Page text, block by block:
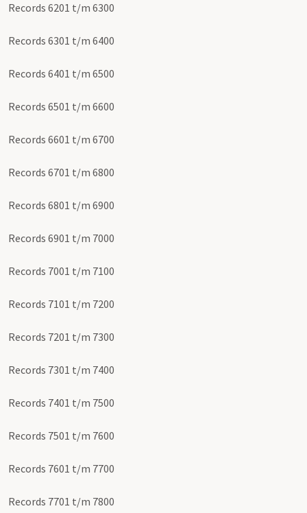
Records 6201 t/m 6300
Records 6301 t/m 6400
Records 6401 t/m 6500
Records 6501 t/m 6600
Records 6601 t/m 6700
Records 6701 t/m 6800
Records 6801 t/m 6900
Records 6901 t/m 7000
Records 7001 t/m 7100
Records 7101 t/m 7200
Records 7201 t/m 7300
Records 7301 t/m 7400
Records 7401 t/m 7500
Records 7501 t/m 7600
Records 7601 t/m 7700
Records 7701 t/m 7800